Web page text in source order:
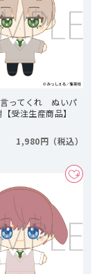
ってくれ ぬいパ
受注生産商品】
1,980円